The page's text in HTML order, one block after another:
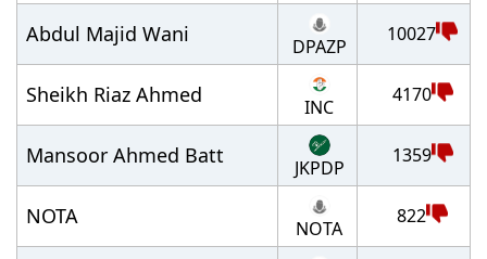
Abdul Majid Wani DPAZP
10027
Sheikh Riaz Ahmed INC
4170
Mansoor Ahmed Batt JKPDP
1359
NOTA NOTA
822